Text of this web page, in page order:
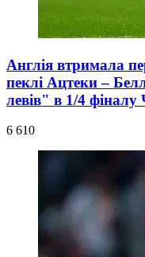
Англія втримала
пеклі Ацтеки –
левів" в 1/4
6 610